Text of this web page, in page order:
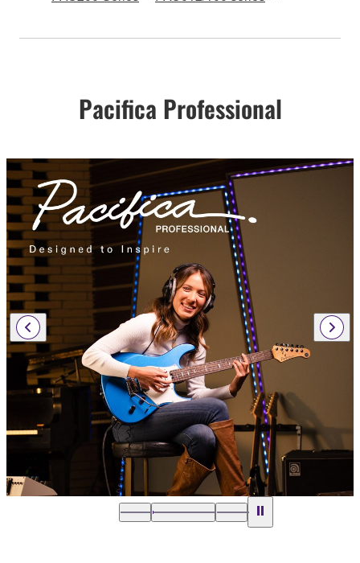
Pacifica Professional